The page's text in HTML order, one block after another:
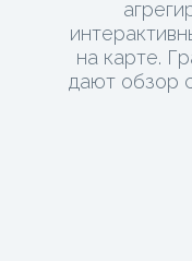
на карте.
дают обзор